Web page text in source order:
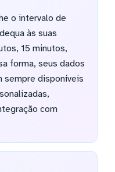
o intervalo de
às suas
15 minutos,
forma, seus dados
disponíveis
com